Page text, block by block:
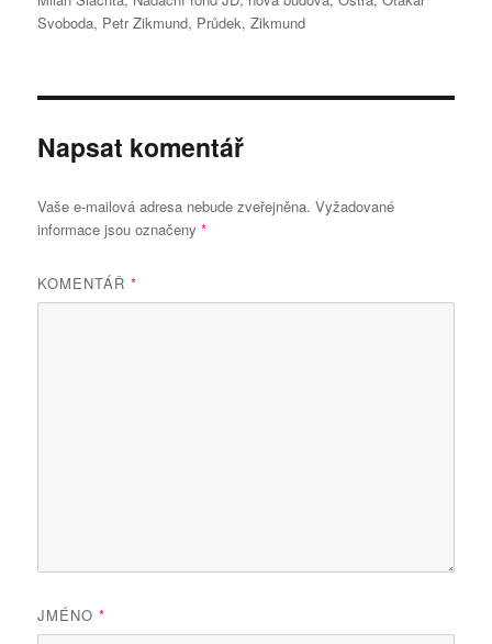
Svoboda, Petr Zikmund, Průdek,Zikmund
Napsat komentář
Vaše e-mailová adresa nebude zveřejněna. Vyžadované
informace jsou označeny*
KOMENTÁŘ*
JMÉNO*